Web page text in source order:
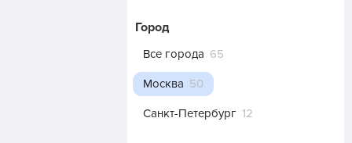
Город
Все города 65
Москва 50
Санкт-Петербург 12